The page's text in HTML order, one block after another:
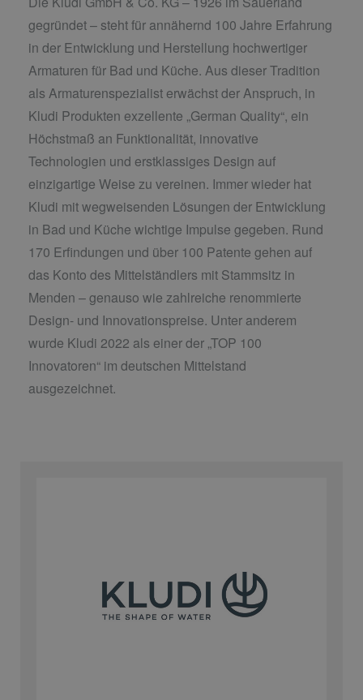
gegründet – steht für annähernd 100 Jahre Erfahrung
in der Entwicklung und Herstellung hochwertiger
Armaturen für Bad und Küche. Aus dieser Tradition
als Armaturenspezialist erwächst der Anspruch, in
Kludi Produkten exzellente „German Quality“, ein
Höchstmaß an Funktionalität, innovative
Technologien und erstklassiges Design auf
einzigartige Weise zu vereinen. Immer wieder hat
Kludi mit wegweisenden Lösungen der Entwicklung
in Bad und Küche wichtige Impulse gegeben. Rund
170 Erfindungen und über 100 Patente gehen auf
das Konto des Mittelständlers mit Stammsitz in
Menden – genauso wie zahlreiche renommierte
Design- und Innovationspreise. Unter anderem
wurde Kludi 2022 als einer der „TOP 100
Innovatoren“ im deutschen Mittelstand
ausgezeichnet.